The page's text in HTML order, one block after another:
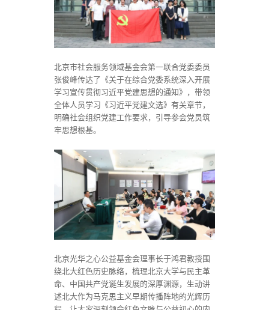
北京市社会服务领域基金会第一联合党委委员
张俊峰传达了《关于在综合党委系统深入开展
学习宣传贯彻习近平党建思想的通知》，带领
全体人员学习《习近平党建文选》有关章节，
明确社会组织党建工作要求，引导参会党员筑
牢思想根基。
北京光华之心公益基金会理事长于鸿君教授围
绕北大红色历史脉络，梳理北京大学与民主革
命、中国共产党诞生发展的深厚渊源，生动讲
述北大作为马克思主义早期传播阵地的光辉历